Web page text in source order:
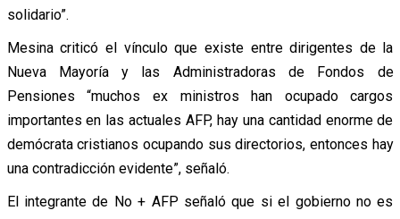
solidario”.
Mesina criticó el vínculo que existe entre dirigentes de la
Nueva Mayoría y las Administradoras de Fondos de
Pensiones “muchos ex ministros han ocupado cargos
importantes en las actuales AFP, hay una cantidad enorme de
demócrata cristianos ocupando sus directorios, entonces hay
una contradicción evidente”, señaló.
El integrante de No + AFP señaló que si el gobierno no es